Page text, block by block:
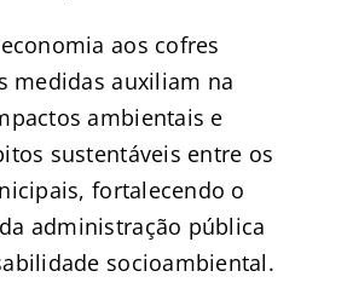
aos cofres
medidas auxiliam na
ambientais e
sustentáveis entre os
fortalecendo o
administração pública
socioambiental.